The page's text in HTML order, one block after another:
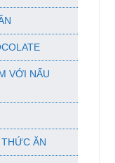
VỚI NẤU
ĂN